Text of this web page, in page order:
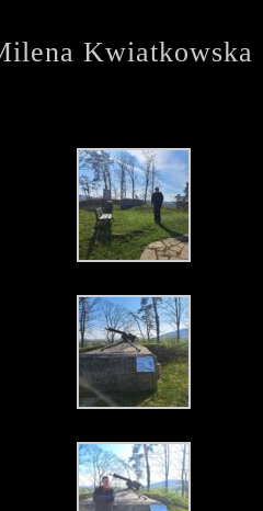
Kwiatkowska